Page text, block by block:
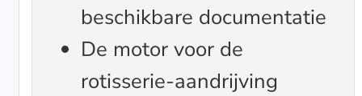
beschikbare documentatie
De motor voor de
rotisserie-aandrijving